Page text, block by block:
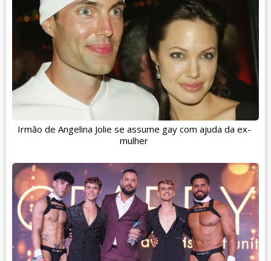
Irmão de Angelina Jolie se assume gay com ajuda da ex-
mulher